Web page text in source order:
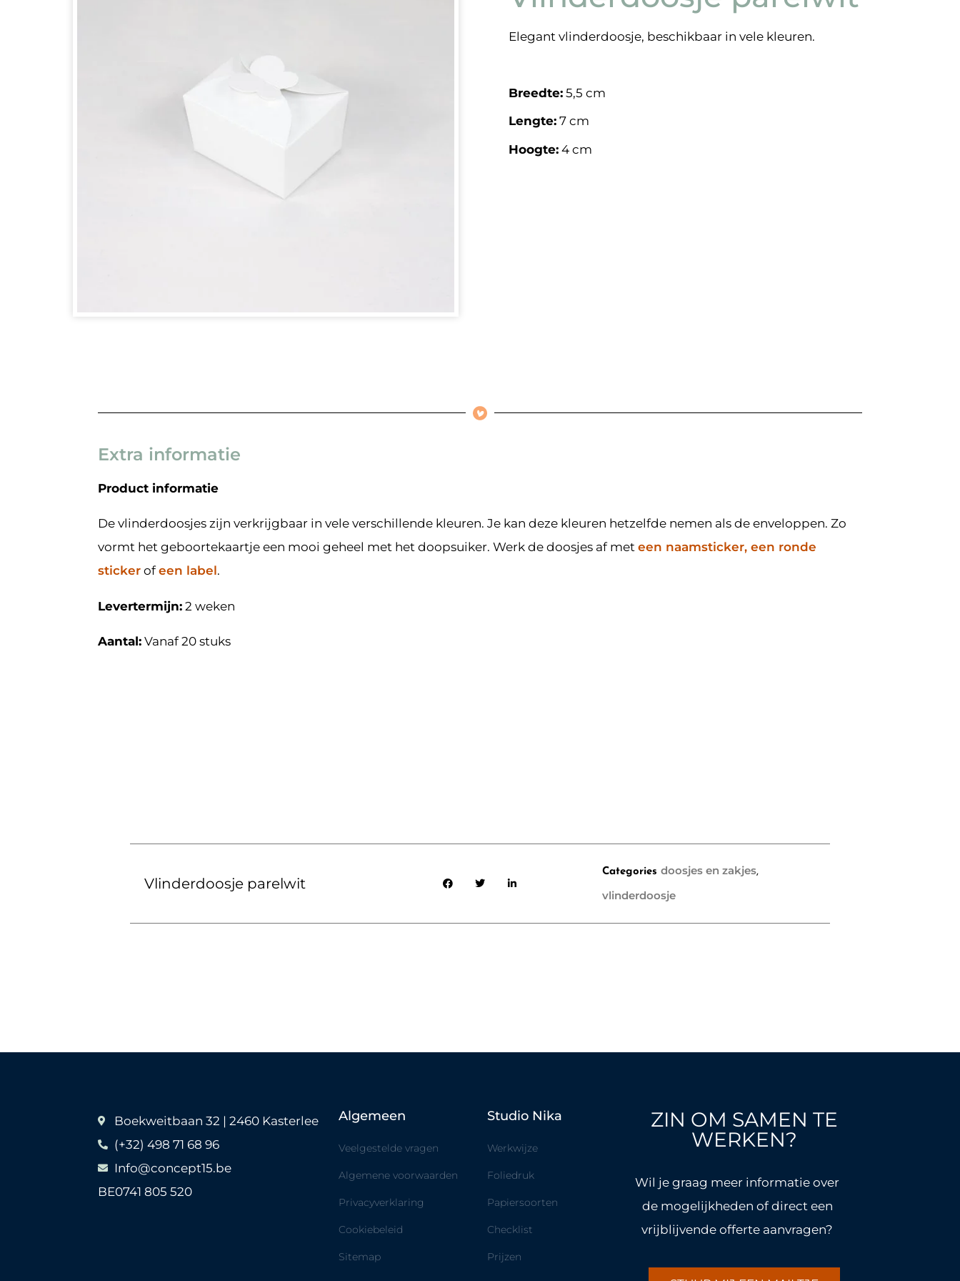
Elegant vlinderdoosje, beschikbaar in vele kleuren.
Breedte: 5,5 cm
Lengte: 7 cm
Hoogte: 4 cm
Extra informatie
Product informatie
De vlinderdoosjes zijn verkrijgbaar in vele verschillende kleuren. Je kan deze kleuren hetzelfde nemen als de enveloppen. Zo
vormt het geboortekaartje een mooi geheel met het doopsuiker. Werk de doosjes af met een naamsticker, een ronde
sticker ofeen label.
Levertermijn: 2 weken
Aantal: Vanaf 20 stuks
Vlinderdoosje parelwit
Categories doosjes en zakjes,
vlinderdoosje
Boekweitbaan 32 | 2460 Kasterlee
(+32) 498 71 68 96
Info@concept15.be
BE0741 805 520
Algemeen
Veelgestelde vragen
Algemene voorwaarden
Privacyverklaring
Cookiebeleid
Sitemap
Studio Nika
Werkwijze
Foliedruk
Papiersoorten
Checklist
Prijzen
ZIN OM SAMEN TE
WERKEN?
Wil je graag meer informatie over
de mogelijkheden of direct een
vrijblijvende offerte aanvragen?